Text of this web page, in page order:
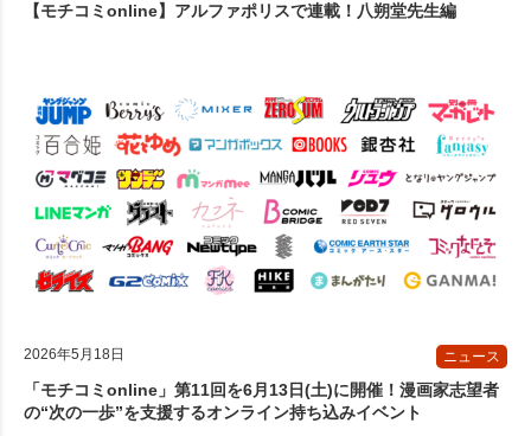
【モチコミonline】アルファポリスで連載！八朔堂先生編
2026年5月18日 ニュース
「モチコミonline」第11回を6月13日(土)に開催！漫画家志望者
の“次の一歩”を支援するオンライン持ち込みイベント